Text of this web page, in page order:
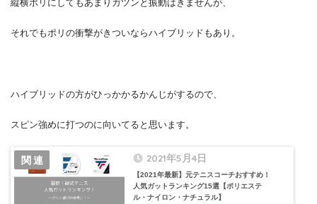
縦横ポリにしてもあまりガツンと振動はきませんが、
それでもポリの衝撃がきついならハイブリッドもあり。
ハイブリッドの方がひっかかるかんじがするので、
スピン強めに打つのに向いてると思います。
2021年5月4日
【2021年最新】元テニスコーチおすすめ！
人気ガットランキング15選【ポリエステ
ル・ナイロン・ナチュラル】